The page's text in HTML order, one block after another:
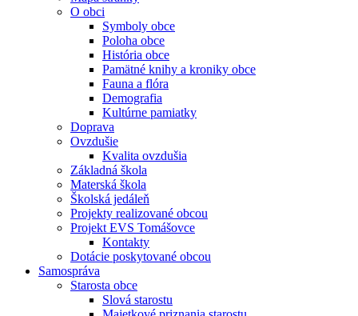
O obci
Symboly obce
Poloha obce
História obce
Pamätné knihy a kroniky obce
Fauna a flóra
Demografia
Kultúrne pamiatky
Doprava
Ovzdušie
Kvalita ovzdušia
Základná škola
Materská škola
Školská jedáleň
Projekty realizované obcou
Projekt EVS Tomášovce
Kontakty
Dotácie poskytované obcou
Samospráva
Starosta obce
Slová starostu